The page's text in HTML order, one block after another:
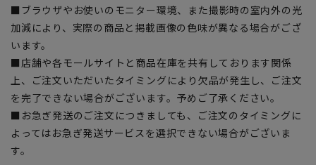
■ブラウザやお使いのモニター環境、また撮影時の室内外の光
加減により、実際の商品と掲載画像の色味が異なる場合がござ
います。
■店舗や各モールサイトと商品在庫を共有しております関係
上、ご注文いただいたタイミングにより欠品が発生し、ご注文
を完了できない場合がございます。予めご了承ください。
■お急ぎ発送のご注文につきましても、ご注文のタイミングに
よってはお急ぎ発送サービスを選択できない場合がございま
す。